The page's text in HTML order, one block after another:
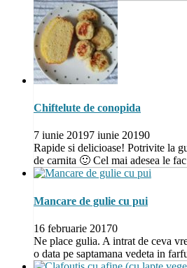
Chiftelute de conopida
7 iunie 20197 iunie 20190
Rapide si delicioase! Potrivite la
de carnita 🙂 Cel mai adesea le
Mancare de gulie cu pui
16 februarie 20170
Ne place gulia. A intrat de ceva
o data pe saptamana vedeta in